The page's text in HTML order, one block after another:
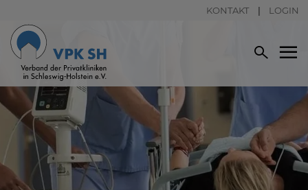
KONTAKT LOGIN